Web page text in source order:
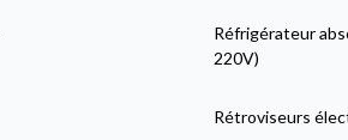
Réfrigérateur
220V)
Rétroviseurs